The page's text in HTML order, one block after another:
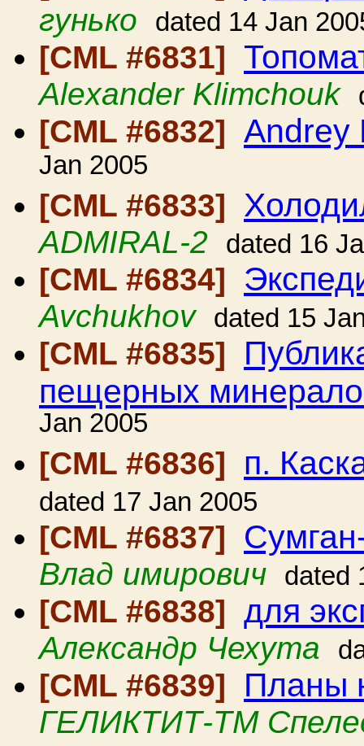
гунько dated 14 Jan
[CML #6831]
Alexander Klimchouk
[CML #6832] Andrey
Jan 2005
[CML #6833]
ADMIRAL-2 dated 16
[CML #6834]
Avchukhov dated 15
[CML #6835]
пещерных
Jan 2005
[CML #6836]
п.
dated 17 Jan 2005
[CML #6837]
Влад имирович dated
[CML #6838] для
Александр Чехута
[CML #6839] Планы
ГЕЛИКТИТ-ТМ